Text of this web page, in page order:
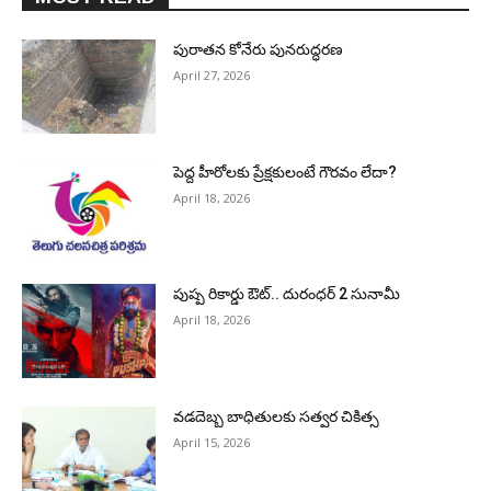
పురాత‌న కోనేరు పున‌రుద్ధ‌ర‌ణ
April 27, 2026
పెద్ద హీరోల‌కు ప్రేక్ష‌కులంటే గౌర‌వం లేదా?
April 18, 2026
పుష్ప రికార్డు ఔట్‌.. దురంధ‌ర్ 2 సునామీ
April 18, 2026
వడదెబ్బ బాధితులకు సత్వర చికిత్స
April 15, 2026